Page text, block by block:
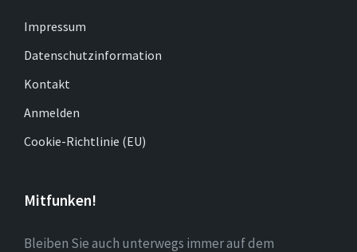
Impressum
Datenschutzinformation
Kontakt
Anmelden
Cookie-Richtlinie (EU)
Mitfunken!
Bleiben Sie auch unterwegs immer auf dem